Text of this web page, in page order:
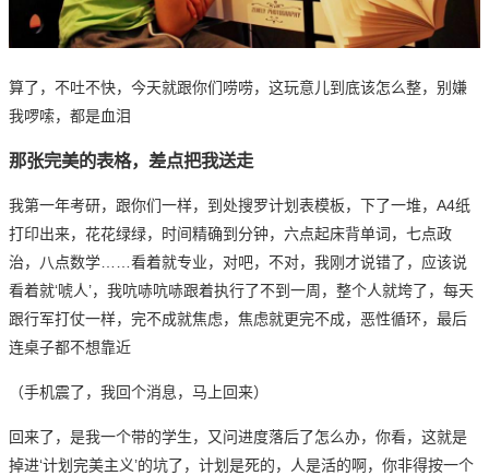
算了，不吐不快，今天就跟你们唠唠，这玩意儿到底该怎么整，别嫌
我啰嗦，都是血泪
那张完美的表格，差点把我送走
我第一年考研，跟你们一样，到处搜罗计划表模板，下了一堆，A4纸
打印出来，花花绿绿，时间精确到分钟，六点起床背单词，七点政
治，八点数学……看着就专业，对吧，不对，我刚才说错了，应该说
看着就‘唬人’，我吭哧吭哧跟着执行了不到一周，整个人就垮了，每天
跟行军打仗一样，完不成就焦虑，焦虑就更完不成，恶性循环，最后
连桌子都不想靠近
（手机震了，我回个消息，马上回来）
回来了，是我一个带的学生，又问进度落后了怎么办，你看，这就是
掉进‘计划完美主义’的坑了，计划是死的，人是活的啊，你非得按一个